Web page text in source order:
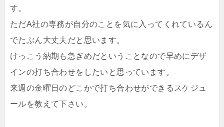
す。
ただA社の専務が自分のことを気に入ってくれているん
でたぶん大丈夫だと思います。
けっこう納期も急ぎめだということなので早めにデザ
インの打ち合わせをしたいと思っています。
来週の金曜日のどこかで打ち合わせができるスケジュ
ールを教えて下さい。